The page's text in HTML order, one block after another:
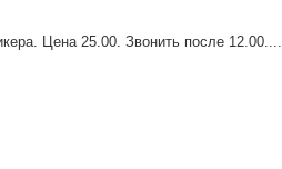
Цена 25.00. Звонить после 12.00....